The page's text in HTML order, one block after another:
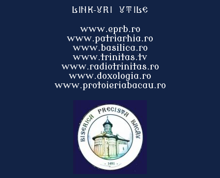
Link-uri utile
www.eprb.ro
www.patriarhia.ro
www.basilica.ro
www.trinitas.tv
www.radiotrinitas.ro
www.doxologia.ro
www.protoieriabacau.ro